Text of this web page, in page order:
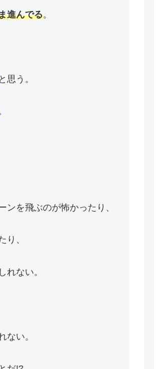
進んでる。
と思う。
を飛ぶのが怖かったり、
り、
れない。
ない。